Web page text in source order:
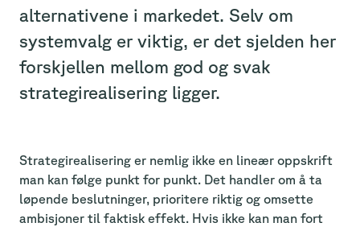
alternativene i markedet. Selv om
systemvalg er viktig, er det sjelden her
forskjellen mellom god og svak
strategirealisering ligger.
Strategirealisering er nemlig ikke en lineær oppskrift
man kan følge punkt for punkt. Det handler om å ta
løpende beslutninger, prioritere riktig og omsette
ambisjoner til faktisk effekt. Hvis ikke kan man fort